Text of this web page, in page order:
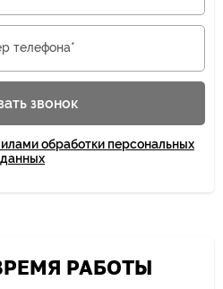
телефона*
звонок
обработки персональных
данных
РАБОТЫ